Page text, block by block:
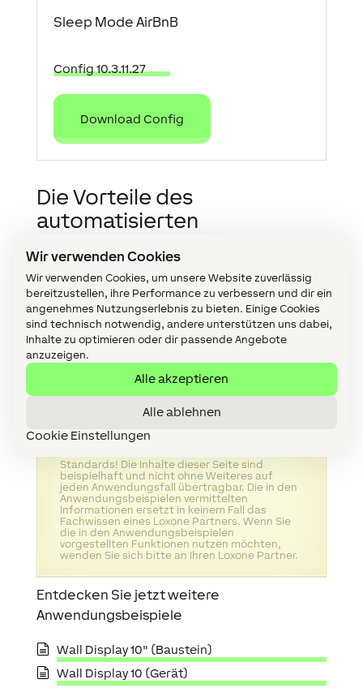
Wir verwenden Cookies
Wir verwenden Cookies, um unsere Website zuverlässig
bereitzustellen, ihre Performance zu verbessern und dir ein
angenehmes Nutzungserlebnis zu bieten. Einige Cookies
sind technisch notwendig, andere unterstützen uns dabei,
Inhalte zu optimieren oder dir passende Angebote
anzuzeigen.
Alle akzeptieren
Alle ablehnen
Cookie Einstellungen
Sleep Mode AirBnB
Config 10.3.11.27
Download Config
Die Vorteile des
automatisierten
Der automatische Schlafmodus sorgt dafür, dass
das leerstehende AirBnB nur auf den tatsächlich
notwendigen Energieverbrauch gedrosselt wird.
Zeitgleich wird für die Alarmanlage automatisch
scharf gestellt. Diese schnell umsetzbare
Funktion dient vor allem Vermietern von
Ferienimmobilien.
Standards! Die Inhalte dieser Seite sind
beispielhaft und nicht ohne Weiteres auf
jeden Anwendungsfall übertragbar. Die in den
Anwendungsbeispielen vermittelten
Informationen ersetzt in keinem Fall das
Fachwissen eines Loxone Partners. Wenn Sie
die in den Anwendungsbeispielen
vorgestellten Funktionen nutzen möchten,
wenden Sie sich bitte an Ihren Loxone Partner.
Entdecken Sie jetzt weitere
Anwendungsbeispiele
Wall Display 10" (Baustein)
Wall Display 10 (Gerät)